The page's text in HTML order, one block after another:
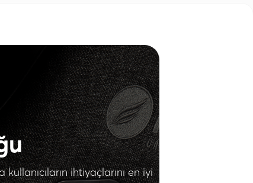
ihtiyaçlarını en iyi